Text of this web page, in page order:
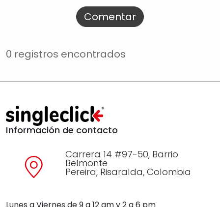
Comentar
0 registros encontrados
Información de contacto
Carrera 14 #97-50, Barrio
Belmonte
Pereira, Risaralda, Colombia
Lunes a Viernes de 9 a 12 am y 2 a 6 pm